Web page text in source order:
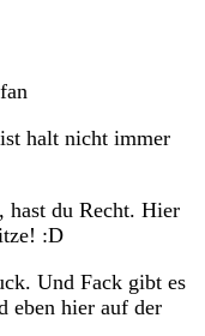
halt nicht immer
hast du Recht. Hier
:D
Und Fack gibt es
eben hier auf der